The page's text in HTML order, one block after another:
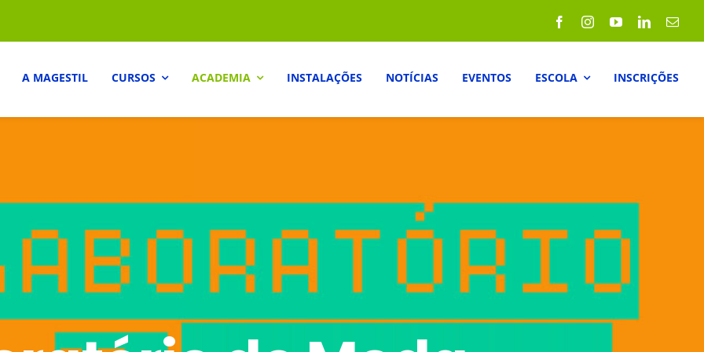
A MAGESTIL CURSOS ACADEMIA INSTALAÇÕES NOTÍCIAS EVENTOS ESCOLA INSCRIÇÕES